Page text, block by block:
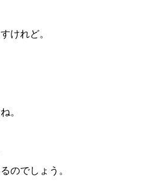
けれど。
。
のでしょう。